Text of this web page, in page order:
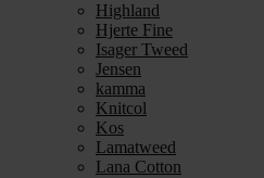
Highland
Hjerte Fine
Isager Tweed
Jensen
kamma
Knitcol
Kos
Lamatweed
Lana Cotton